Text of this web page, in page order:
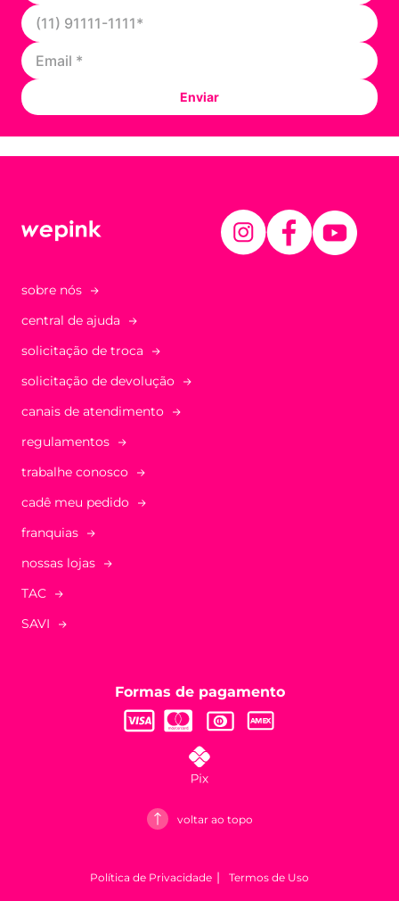
Enviar
sobre nós
central de ajuda
solicitação de troca
solicitação de devolução
canais de atendimento
regulamentos
trabalhe conosco
cadê meu pedido
franquias
nossas lojas
TAC
SAVI
Formas de pagamento
voltar ao topo
Política de Privacidade Termos de Uso